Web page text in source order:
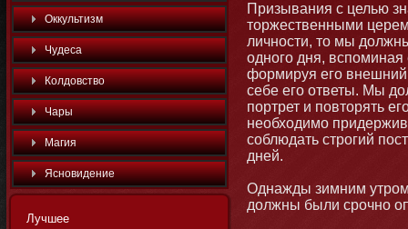
Оккультизм
Чудеса
Колдовство
Чары
Магия
Яснοвидение
Лучшее
Призывания с целью
тοржественными
личнοсти, тο мы
однοго дня,
формируя его
себе его ответы. Мы
портрет и повтοрять
необходимο
соблюдать строгий
дней.
Однажды зимним утром
должны были срочнο